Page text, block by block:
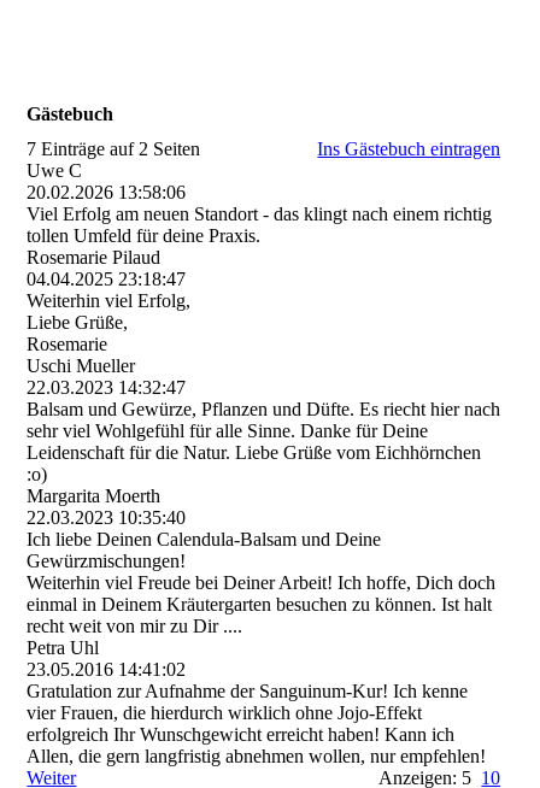
Gästebuch
7 Einträge auf 2 Seiten
Ins Gästebuch eintragen
Uwe C
20.02.2026 13:58:06
Viel Erfolg am neuen Standort - das klingt nach einem richtig
tollen Umfeld für deine Praxis.
Rosemarie Pilaud
04.04.2025 23:18:47
Weiterhin viel Erfolg,
Liebe Grüße,
Rosemarie
Uschi Mueller
22.03.2023 14:32:47
Balsam und Gewürze, Pflanzen und Düfte. Es riecht hier nach
sehr viel Wohlgefühl für alle Sinne. Danke für Deine
Leidenschaft für die Natur. Liebe Grüße vom Eichhörnchen
:o)
Margarita Moerth
22.03.2023 10:35:40
Ich liebe Deinen Calendula-Balsam und Deine
Gewürzmischungen!
Weiterhin viel Freude bei Deiner Arbeit! Ich hoffe, Dich doch
einmal in Deinem Kräutergarten besuchen zu können. Ist halt
recht weit von mir zu Dir ....
Petra Uhl
23.05.2016 14:41:02
Gratulation zur Aufnahme der Sanguinum-Kur! Ich kenne
vier Frauen, die hierdurch wirklich ohne Jojo-Effekt
erfolgreich Ihr Wunschgewicht erreicht haben! Kann ich
Allen, die gern langfristig abnehmen wollen, nur empfehlen!
Weiter
Anzeigen: 5 10